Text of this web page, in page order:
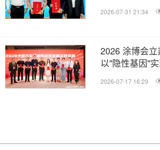
2026-07-31 21:34
2026 涂博会
以"隐性基因"
2026-07-17 16:29